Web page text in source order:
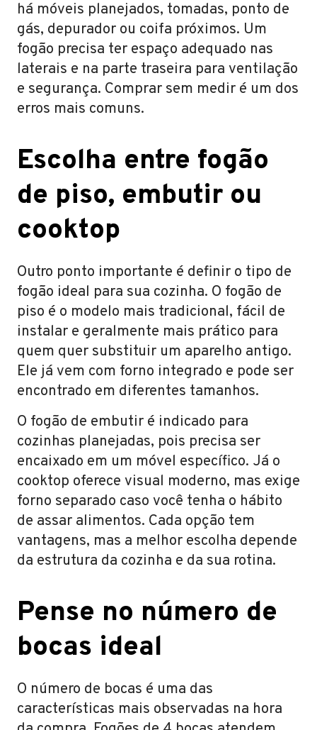
há móveis planejados, tomadas, ponto de
gás, depurador ou coifa próximos. Um
fogão precisa ter espaço adequado nas
laterais e na parte traseira para ventilação
e segurança. Comprar sem medir é um dos
erros mais comuns.
Escolha entre fogão
de piso, embutir ou
cooktop
Outro ponto importante é definir o tipo de
fogão ideal para sua cozinha. O fogão de
piso é o modelo mais tradicional, fácil de
instalar e geralmente mais prático para
quem quer substituir um aparelho antigo.
Ele já vem com forno integrado e pode ser
encontrado em diferentes tamanhos.
O fogão de embutir é indicado para
cozinhas planejadas, pois precisa ser
encaixado em um móvel específico. Já o
cooktop oferece visual moderno, mas exige
forno separado caso você tenha o hábito
de assar alimentos. Cada opção tem
vantagens, mas a melhor escolha depende
da estrutura da cozinha e da sua rotina.
Pense no número de
bocas ideal
O número de bocas é uma das
características mais observadas na hora